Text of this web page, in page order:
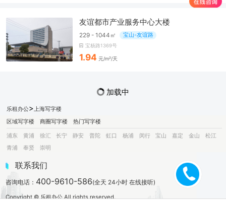
友谊都市产业服务中心大楼
229 - 1044㎡ 宝山-友谊路
宝杨路1369号
1.94 元/m²/天
加载中
乐租办公>上海写字楼
区域写字楼
商圈写字楼
热门写字楼
浦东
黄浦 徐汇 长宁 静安 普陀 虹口 杨浦 闵行 宝山 嘉定 金山
松江
青浦
奉贤 崇明
联系我们
咨询电话： 400-9610-586(全天 24小时 在线接听)
Copyright © 乐租办公 All rights reserved.